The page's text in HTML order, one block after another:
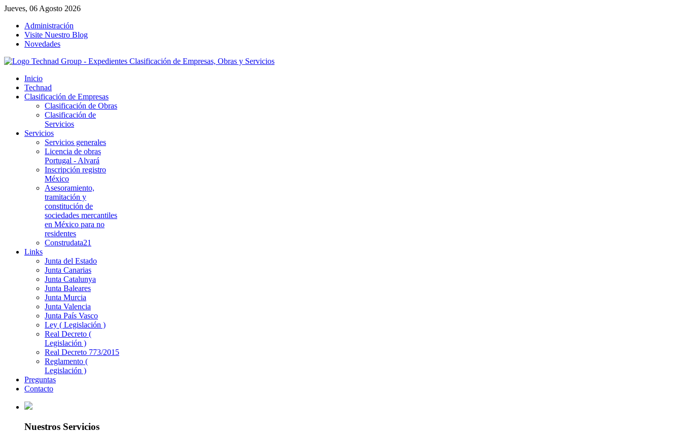
Jueves, 06 Agosto 2026
Administración
Visite Nuestro Blog
Novedades
Inicio
Technad
Clasificación de Empresas
Clasificación de Obras
Clasificación de
Servicios
Servicios
Servicios generales
Licencia de obras
Portugal - Alvará
Inscripción registro
México
Asesoramiento,
tramitación y
constitución de
sociedades mercantiles
en México para no
residentes
Construdata21
Links
Junta del Estado
Junta Canarias
Junta Catalunya
Junta Baleares
Junta Murcia
Junta Valencia
Junta País Vasco
Ley ( Legislación )
Real Decreto (
Legislación )
Real Decreto 773/2015
Reglamento (
Legislación )
Preguntas
Contacto
Nuestros Servicios